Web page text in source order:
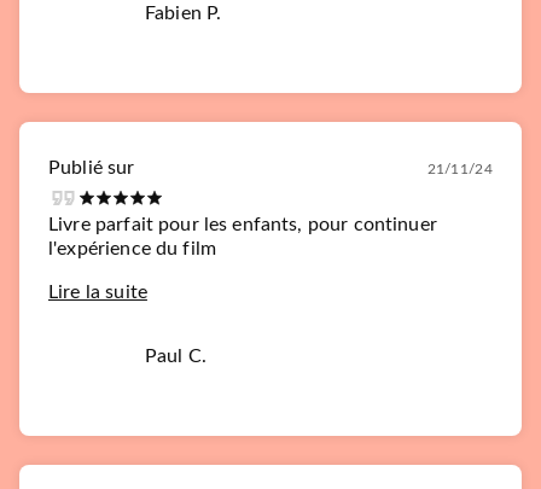
Fabien P.
Publié sur 21/11/24
Livre parfait pour les enfants, pour continuer
l'expérience du film
Lire la suite
Paul C.